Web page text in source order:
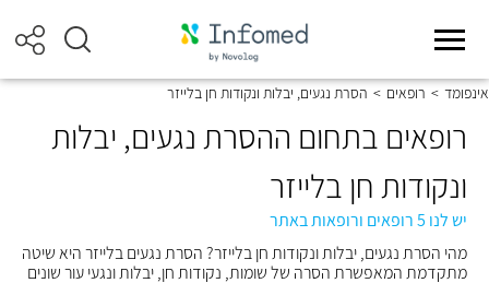
אינפומד > רופאים > הסרת נגעים, יבלות ונקודות חן בלייזר
רופאים בתחום ההסרת נגעים, יבלות
ונקודות חן בלייזר
יש לנו 5 רופאים ורופאות באתר
מהי הסרת נגעים, יבלות ונקודות חן בלייזר? הסרת נגעים בלייזר היא שיטה
מתקדמת המאפשרת הסרה של שומות, נקודות חן, יבלות ונגעי עור שונים